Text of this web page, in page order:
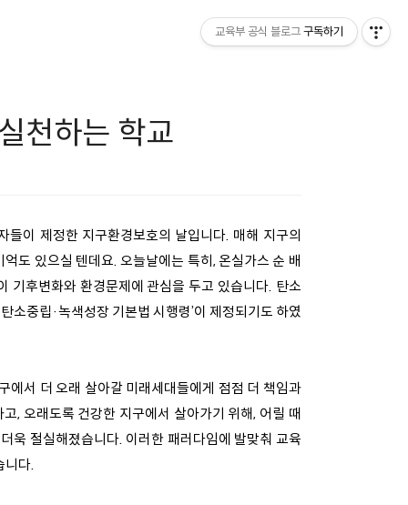
천하는 학교
이 제정한 지구환경보호의 날입니다. 매해 지구의
도 있으실 텐데요. 오늘날에는 특히, 온실가스 순 배
기후변화와 환경문제에 관심을 두고 있습니다. 탄소
소중립·녹색성장 기본법 시행령’이 제정되기도 하였
에서 더 오래 살아갈 미래세대들에게 점점 더 책임과
, 오래도록 건강한 지구에서 살아가기 위해, 어릴 때
욱 절실해졌습니다. 이러한 패러다임에 발맞춰 교육
니다.
교육부 공식 블로그 구독하기